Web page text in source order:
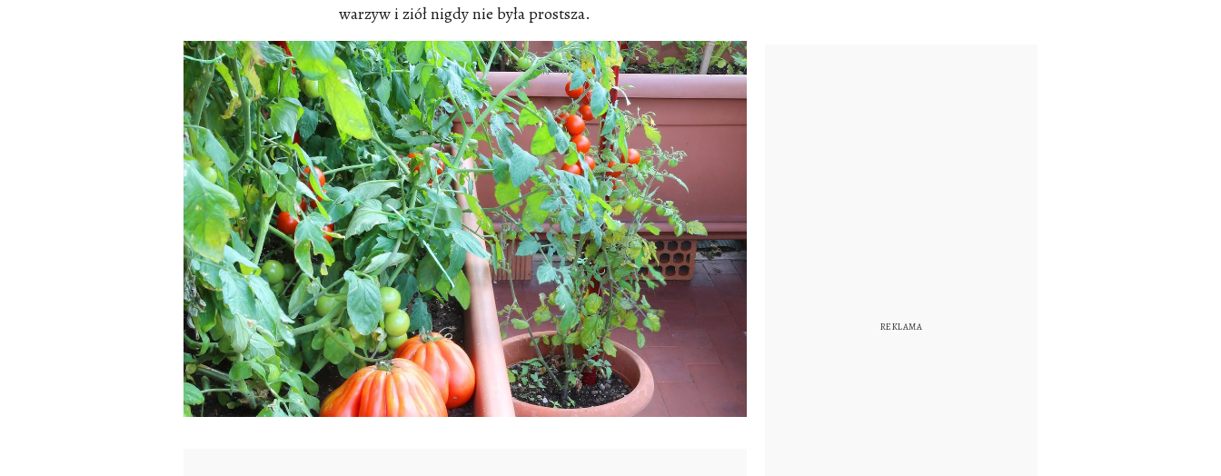
warzyw i ziół nigdy nie była prostsza.